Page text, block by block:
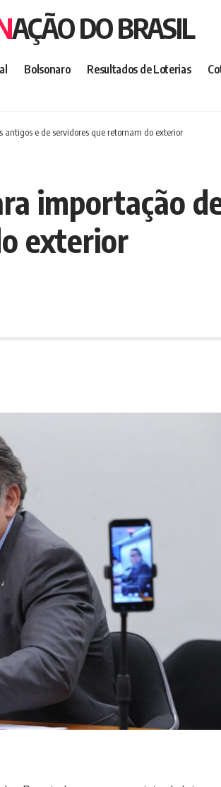
NAÇÃO DO BRASIL
Bolsonaro Resultados de Loterias
e de servidores que retornam do exterior
importação
exterior